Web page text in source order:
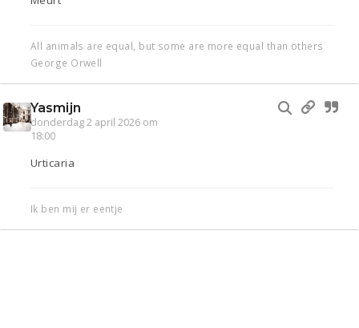
All animals are equal, but some are more equal than others
George Orwell
Yasmijn
donderdag 2 april 2026 om
18:00
Urticaria
Ik ben mij er eentje